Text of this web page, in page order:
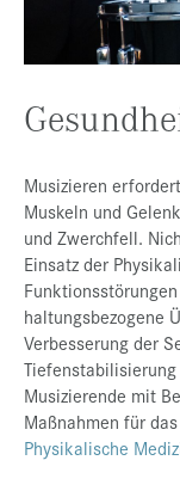
Presse
Kontakt
Service-Links
de |en
Musizieren
Muskeln und
und Zwerchfell.
Einsatz der
haltungsbezogene
Verbesserung der
Musizierende mit
Maßnahmen für
Physikalische